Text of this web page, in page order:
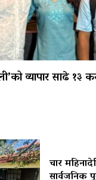
व्यापार साढे १३
चार